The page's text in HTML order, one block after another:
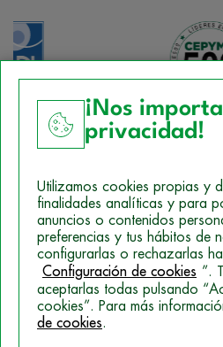
Política de Cookies
Mapa del sitio
Politica de Privacidad
© 2026 Campus Training
¡Nos
privacidad!
Utilizamos cookies propias y
finalidades analíticas y para
anuncios o contenidos
preferencias y tus hábitos de
configurarlas o rechazarlas
Configuración de cookies ”.
aceptarlas todas pulsando
cookies”. Para más
de cookies.